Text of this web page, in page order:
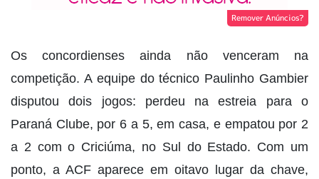
Remover Anúncios?
Os concordienses ainda não venceram na
competição. A equipe do técnico Paulinho Gambier
disputou dois jogos: perdeu na estreia para o
Paraná Clube, por 6 a 5, em casa, e empatou por 2
a 2 com o Criciúma, no Sul do Estado. Com um
ponto, a ACF aparece em oitavo lugar da chave,